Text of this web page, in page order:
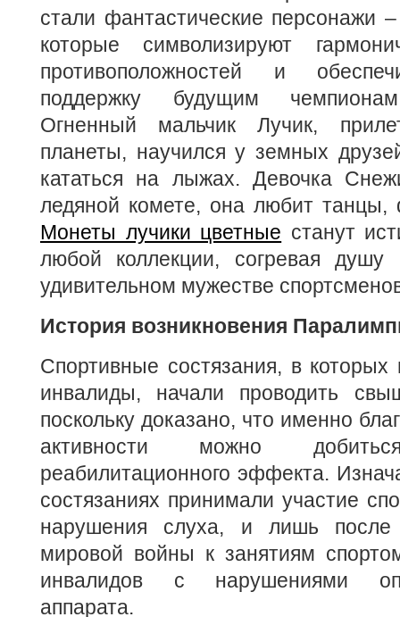
стали фантастические персонажи
которые символизируют
противоположностей и
поддержку будущим
Огненный мальчик Лучик,
планеты, научился у земных
кататься на лыжах. Девочка
ледяной комете, она любит танцы,
Монеты лучики цветные станут
любой коллекции, согревая душу
удивительном мужестве
История возникновения
Спортивные состязания, в
инвалиды, начали проводить
поскольку доказано, что именно
активности можно
реабилитационного эффекта.
состязаниях принимали участие
нарушения слуха, и лишь после
мировой войны к занятиям
инвалидов с нарушениями
аппарата.